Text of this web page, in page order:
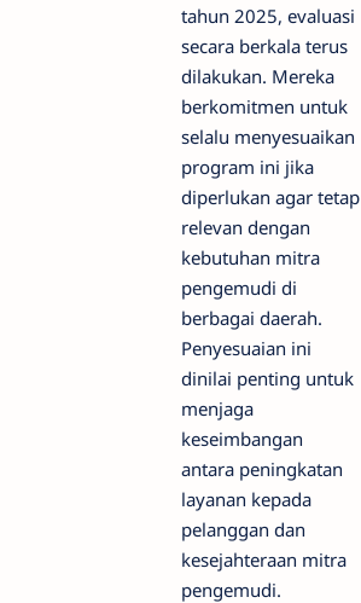
tahun 2025, evaluasi
secara berkala terus
dilakukan. Mereka
berkomitmen untuk
selalu menyesuaikan
program ini jika
diperlukan agar tetap
relevan dengan
kebutuhan mitra
pengemudi di
berbagai daerah.
Penyesuaian ini
dinilai penting untuk
menjaga
keseimbangan
antara peningkatan
layanan kepada
pelanggan dan
kesejahteraan mitra
pengemudi.